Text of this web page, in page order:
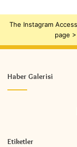
The Instagram
page
Haber Galerisi
Etiketler